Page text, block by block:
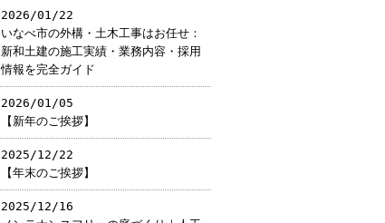
2026/01/22
いなべ市の外構・土木工事はお任せ：
新和土建の施工実績・業務内容・採用
情報を完全ガイド
2026/01/05
【新年のご挨拶】
2025/12/22
【年末のご挨拶】
2025/12/16